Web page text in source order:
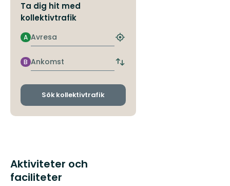
Ta dig hit med
kollektivtrafik
Avresa
A
Hitta
hållplats
Ankomst
B
Byt
och
Sök kollektivtrafik
Aktiviteter och
faciliteter